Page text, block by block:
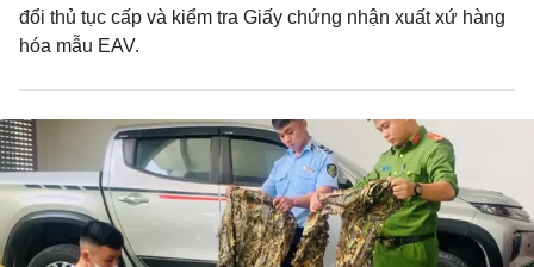
đổi thủ tục cấp và kiểm tra Giấy chứng nhận xuất xứ hàng
hóa mẫu EAV.